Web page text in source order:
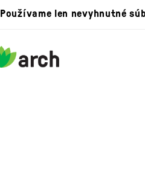
Používame len nevyhnutné